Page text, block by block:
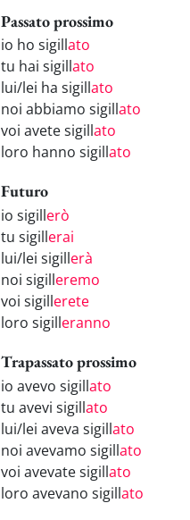
Passato prossimo
io ho sigillato
tu hai sigillato
lui/lei ha sigillato
noi abbiamo sigillato
voi avete sigillato
loro hanno sigillato
Futuro
io sigillerò
tu sigillerai
lui/lei sigillerà
noi sigilleremo
voi sigillerete
loro sigilleranno
Trapassato prossimo
io avevo sigillato
tu avevi sigillato
lui/lei aveva sigillato
noi avevamo sigillato
voi avevate sigillato
loro avevano sigillato